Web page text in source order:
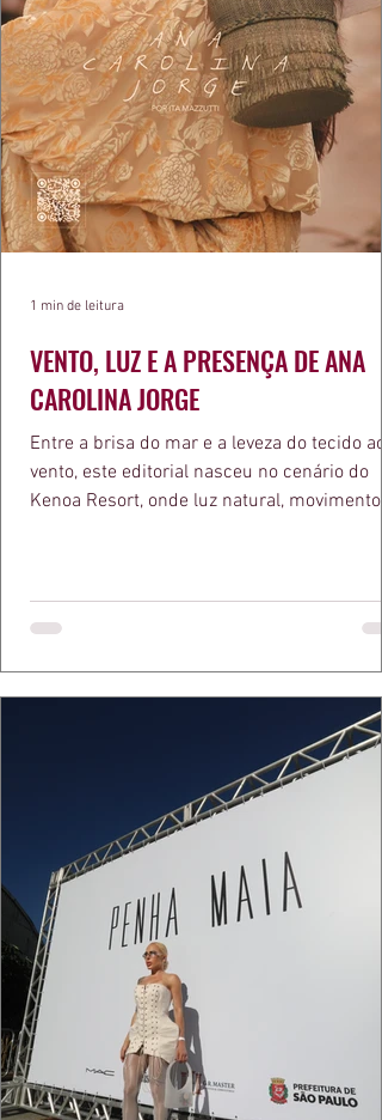
VENTO, LUZ E A PRESENÇA DE ANA
CAROLINA JORGE
Entre a brisa do mar e a leveza do tecido ao
vento, este editorial nasceu no cenário do
Kenoa Resort, onde luz natural, movimento e
algo de intemporal em vestir o vento e
que ele conduza a cena. Cada dobra do
cada reflexo dourado da luz sobre a pe
1 min de leitura